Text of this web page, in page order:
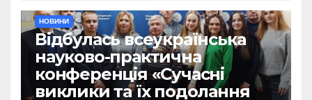
НОВИНИ
Відбулась всеукраїнська
науково-практична
конференція «Сучасні
виклики та їх подолання